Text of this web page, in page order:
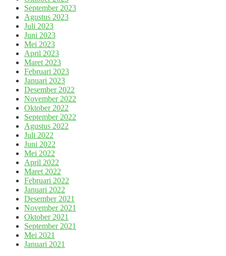
September 2023
Agustus 2023
Juli 2023
Juni 2023
Mei 2023
April 2023
Maret 2023
Februari 2023
Januari 2023
Desember 2022
November 2022
Oktober 2022
September 2022
Agustus 2022
Juli 2022
Juni 2022
Mei 2022
April 2022
Maret 2022
Februari 2022
Januari 2022
Desember 2021
November 2021
Oktober 2021
September 2021
Mei 2021
Januari 2021